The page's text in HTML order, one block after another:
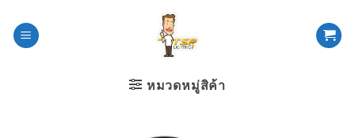
หมวดหมู่สิค้า